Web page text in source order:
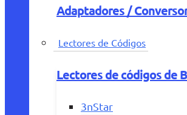
Adaptadores /
Lectores de Códigos
Lectores de códigos de
3nStar